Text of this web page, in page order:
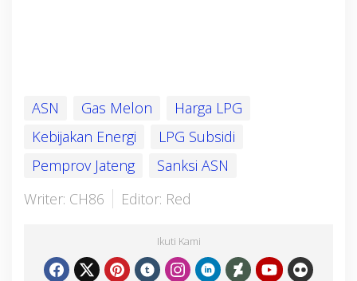
ASN Gas Melon
Harga LPG
Kebijakan Energi
LPG Subsidi
Pemprov Jateng
Sanksi ASN
Writer: CH86
Editor: Red
Ikuti Kami